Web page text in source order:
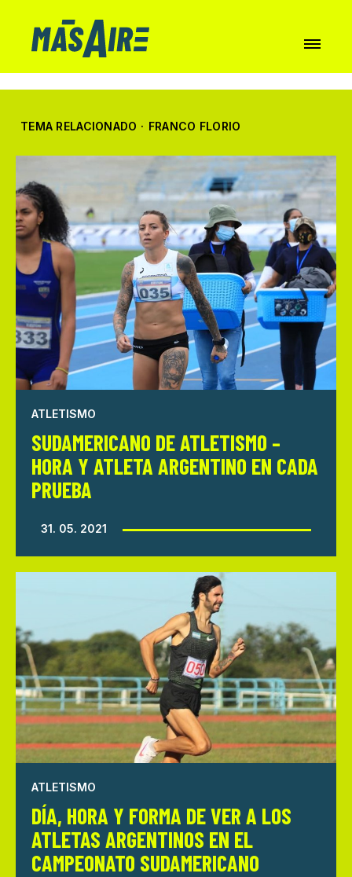
TEMA RELACIONADO · FRANCO FLORIO
ATLETISMO
SUDAMERICANO DE ATLETISMO –
HORA Y ATLETA ARGENTINO EN CADA
PRUEBA
31. 05. 2021
ATLETISMO
DÍA, HORA Y FORMA DE VER A LOS
ATLETAS ARGENTINOS EN EL
CAMPEONATO SUDAMERICANO